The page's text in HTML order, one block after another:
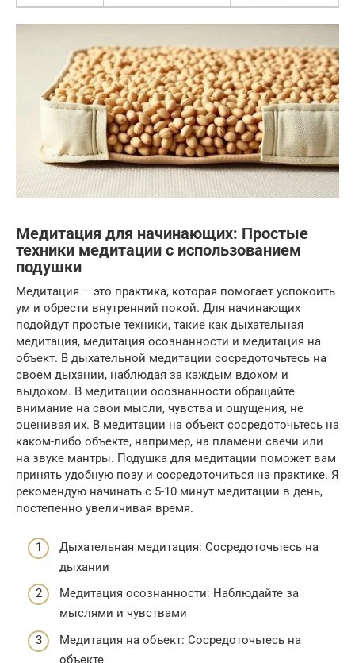
Медитация для начинающих: Простые
техники медитации с использованием
подушки
Медитация – это практика, которая помогает успокоить
ум и обрести внутренний покой. Для начинающих
подойдут простые техники, такие как дыхательная
медитация, медитация осознанности и медитация на
объект. В дыхательной медитации сосредоточьтесь на
своем дыхании, наблюдая за каждым вдохом и
выдохом. В медитации осознанности обращайте
внимание на свои мысли, чувства и ощущения, не
оценивая их. В медитации на объект сосредоточьтесь на
каком-либо объекте, например, на пламени свечи или
на звуке мантры. Подушка для медитации поможет вам
принять удобную позу и сосредоточиться на практике. Я
рекомендую начинать с 5-10 минут медитации в день,
постепенно увеличивая время.
Дыхательная медитация: Сосредоточьтесь на
дыхании
Медитация осознанности: Наблюдайте за
мыслями и чувствами
Медитация на объект: Сосредоточьтесь на
объекте